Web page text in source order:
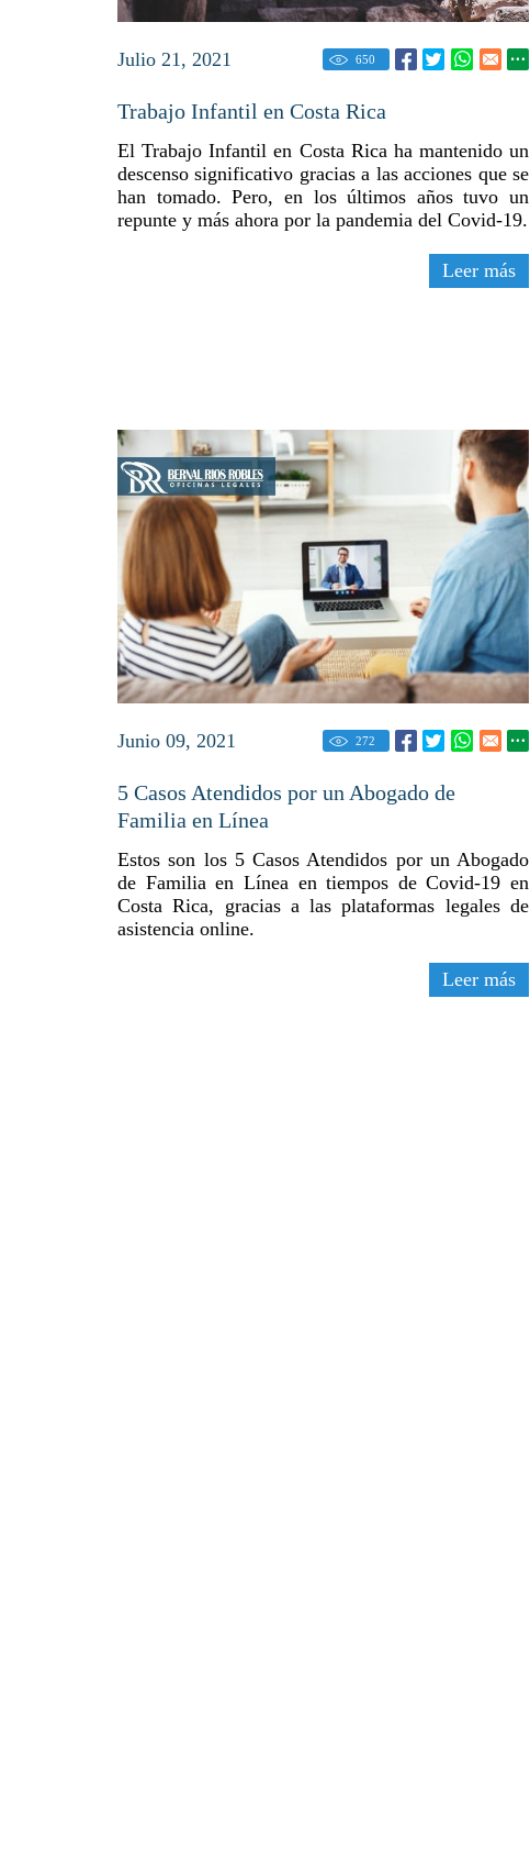
Julio 21, 2021 650
Trabajo Infantil en Costa Rica
El Trabajo Infantil en Costa Rica ha mantenido un
descenso significativo gracias a las acciones que se
han tomado. Pero, en los últimos años tuvo un
repunte y más ahora por la pandemia del Covid-19.
Leer más
Junio 09, 2021 272
5 Casos Atendidos por un Abogado de
Familia en Línea
Estos son los 5 Casos Atendidos por un Abogado
de Familia en Línea en tiempos de Covid-19 en
Costa Rica, gracias a las plataformas legales de
asistencia online.
Leer más